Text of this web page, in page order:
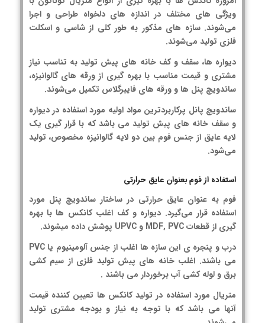
ویژگی های مختلف در اندازه های دلخواه طراحی و اجرا
می‌شوند. سازه های مذکور به طور کلی از شاسی و اسکلت
فلزی تولید می‌شوند.
دیواره ها، سقف و کف خانه های پیش تولید به تناسب نیاز
مشتری و قیمت مناسب با بهره گیری از ورقه های گالوانیزه،
ساندویچ پنل ها و ورقه های فایبرگلاس تکمیل می‌شوند.
ساندویچ پانل پرکاربردترین مواد اولیه مورد استفاده در دیواره
و سقف خانه های پیش تولید می باشد که با قرار گیری یک
لایه عایق از جنس فوم بین دو لایه گالوانیزه مخصوص، تولید
می‌شود.
استفاده از فوم بعنوان عایق حرارتی
فوم به عنوان عایق حرارتی در ساختار ساندویچ پنل مورد
استفاده قرار می‌گیرد. دیواره و کف اغلب کانکس ها با بهره
گیری از قطعات MDF, PVC و UPVC پوشش داده میشوند.
درب و پنجره ی این سازه ها اغلب از جنس آلومینیوم یا PVC
می باشند. اغلب خانه های پیش تولید فلزی از سیم کشی
برق و لوله کشی آب برخوردار می باشند .
متریال مورد استفاده در تولید کانکس ها تعیین کننده قیمت
آنها می باشد که با توجه به نیاز و بودجه مشتری تولید